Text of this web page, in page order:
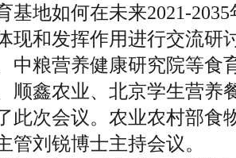
基地如何在未来2021-
现和发挥作用进行交流研
中粮营养健康研究院等食
顺鑫农业、北京学生营养
此次会议。农业农村部食
管刘锐博士主持会议。